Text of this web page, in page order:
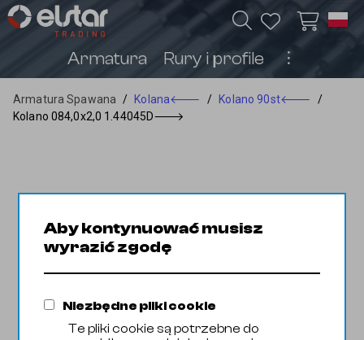
Armatura Rury i profile ︙
Armatura Spawana / Kolana🡐 / Kolano 90st🡐
/
Kolano 084,0x2,0 1.44045D🡒
Aby kontynuować musisz
wyrazić zgodę
Niezbędne pliki cookie
Te pliki cookie są potrzebne do